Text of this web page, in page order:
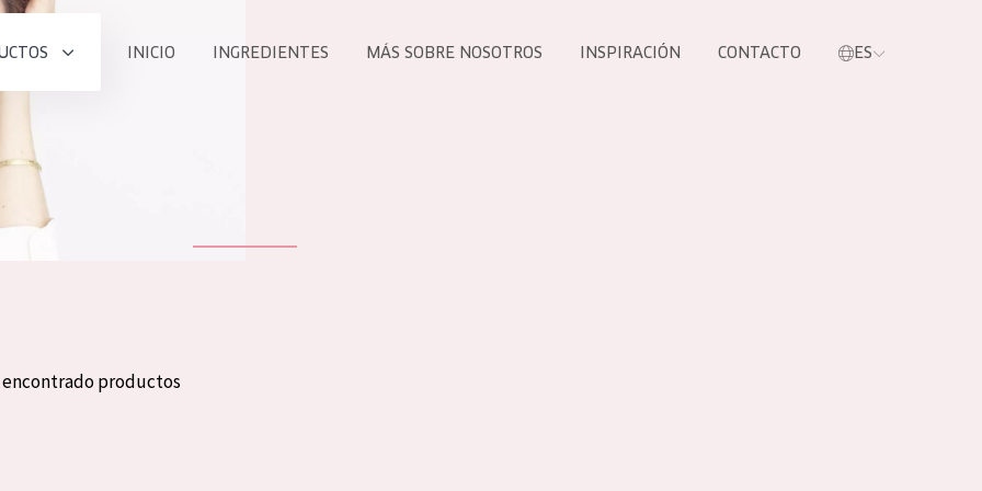
INICIO INGREDIENTES MÁS SOBRE NOSOTROS INSPIRACIÓN CONTACTO ES
encontrado productos